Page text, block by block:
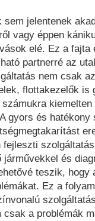
jelentenek
vagy éppen
elé. Ez a
partnerré az
nem csak
flottakezelők is
gyors és
fejleszti
járművekkel és
teszik, hogy
Ez a
csak a problémák